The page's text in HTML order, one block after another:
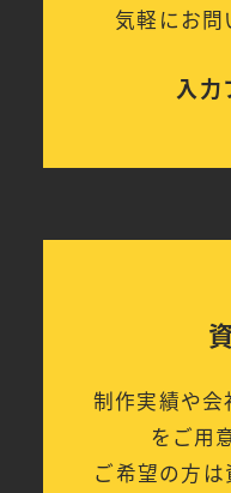
気軽にお問
入力
制作実績や
をご用
ご希望の方